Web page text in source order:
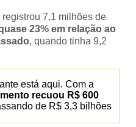
7,1 milhões de
23% em relação ao
, quando tinha 9,2
está aqui. Com a
recuou R$ 600
de R$ 3,3 bilhões